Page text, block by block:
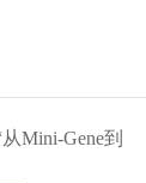
Mini-Gene到